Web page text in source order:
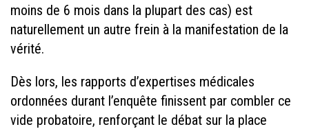
moins de 6 mois dans la plupart des cas) est
naturellement un autre frein à la manifestation de la
vérité.
Dès lors, les rapports d’expertises médicales
ordonnées durant l’enquête finissent par combler ce
vide probatoire, renforçant le débat sur la place